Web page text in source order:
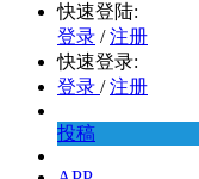
快速登陆:
登录 / 注册
快速登录:
登录 / 注册
投稿